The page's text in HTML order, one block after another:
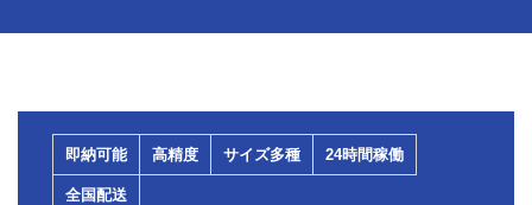
即納可能 高精度 サイズ多種 24時間稼働
全国配送